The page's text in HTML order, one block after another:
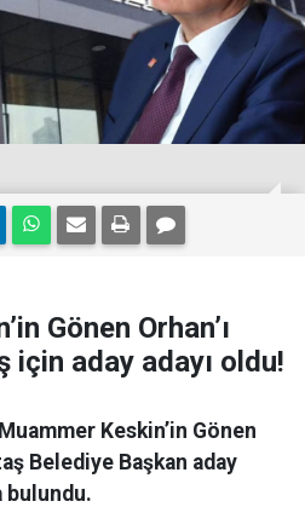
Gönen Orhan’ı
için aday adayı oldu!
Keskin’in Gönen
Belediye Başkan aday
bulundu.